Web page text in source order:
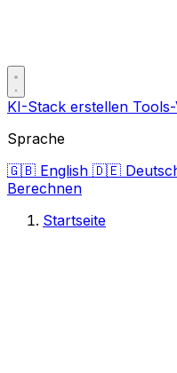
KI-Stack erstellen
Sprache
🇬🇧 English 🇩🇪
Berechnen
Startseite